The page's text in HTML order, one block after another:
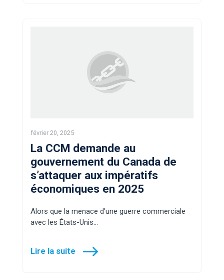
février 20, 2025
La CCM demande au
gouvernement du Canada de
s’attaquer aux impératifs
économiques en 2025
Alors que la menace d’une guerre commerciale
avec les États-Unis…
Lire la suite